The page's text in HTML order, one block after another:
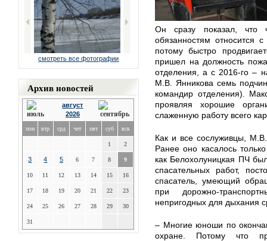
смотреть все фотографии
Архив новостей
август
2026
пон втр срд чет пят суб вск
1 2
3 4 5 6 7 8 9
10 11 12 13 14 15 16
17 18 19 20 21 22 23
24 25 26 27 28 29 30
31
Он сразу показал, что
обязанностям относится
потому быстро
пришел на должность
отделения, а с 2016-го –
М.В. Янникова семь
командир отделения).
проявляя хорошие
слаженную работу всего
Как и все сослуживцы,
Ранее оно касалось
как Белохолуницкая ПЧ
спасательных работ,
спасатель, умеющий
при дорожно-
непригодных для дыхания
– Многие юноши по
охране. Потому что